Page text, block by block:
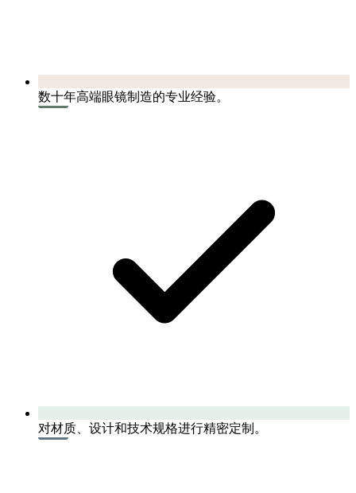
数十年高端眼镜制造的专业经验。
对材质、设计和技术规格进行精密定制。